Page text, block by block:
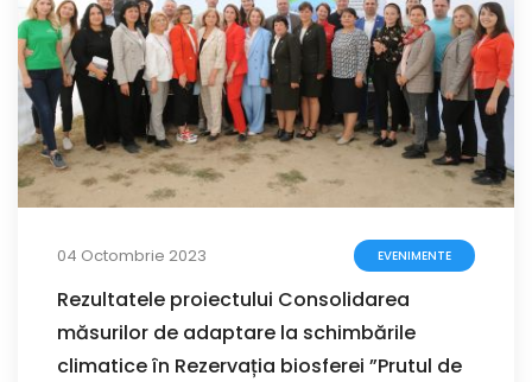
04 Octombrie 2023 EVENIMENTE
Rezultatele proiectului Consolidarea
măsurilor de adaptare la schimbările
climatice în Rezervația biosferei ”Prutul de